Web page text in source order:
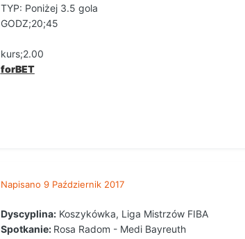
TYP: Poniżej 3.5 gola
GODZ;20;45
kurs;2.00
forBET
Napisano 9 Październik 2017
Dyscyplina:Koszykówka, Liga Mistrzów FIBA
Spotkanie: Rosa Radom - Medi Bayreuth